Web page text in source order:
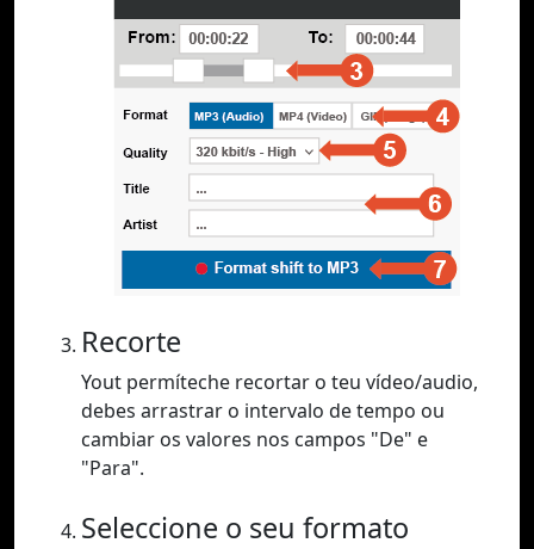
Recorte
Yout permíteche recortar o teu vídeo/audio,
debes arrastrar o intervalo de tempo ou
cambiar os valores nos campos "De" e
"Para".
Seleccione o seu formato